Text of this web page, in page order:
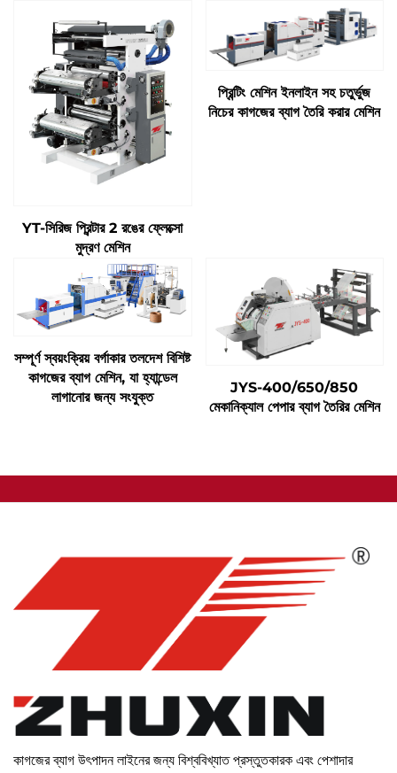
YT-সিরিজ প্রিন্টার 2 রঙের ফ্লেক্সো
মুদ্রণ মেশিন
প্রিন্টিং মেশিন ইনলাইন সহ চতুর্ভুজ
নিচের কাগজের ব্যাগ তৈরি করার মেশিন
সম্পূর্ণ স্বয়ংক্রিয় বর্গাকার তলদেশ বিশিষ্ট
কাগজের ব্যাগ মেশিন, যা হ্যান্ডেল
লাগানোর জন্য সংযুক্ত
JYS-400/650/850
মেকানিক্যাল পেপার ব্যাগ তৈরির মেশিন
কাগজের ব্যাগ উৎপাদন লাইনের জন্য বিশ্ববিখ্যাত প্রস্তুতকারক এবং পেশাদার